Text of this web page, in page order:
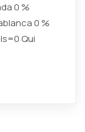
0 %
0 %
Qui